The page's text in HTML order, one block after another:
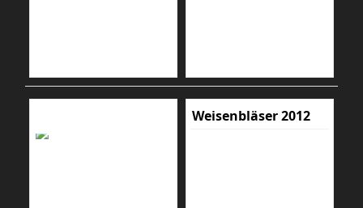
Weisenbläser 2012